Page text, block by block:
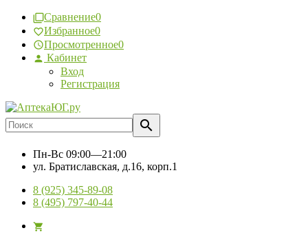
Сравнение0
Избранное0
Просмотренное0
Кабинет
Вход
Регистрация
Пн-Вс 09:00—21:00
ул. Братиславская, д.16, корп.1
8 (925) 345-89-08
8 (495) 797-40-44